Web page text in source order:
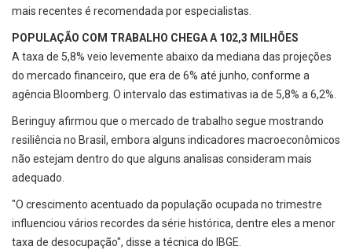
mais recentes é recomendada por especialistas.
POPULAÇÃO COM TRABALHO CHEGA A 102,3 MILHÕES
A taxa de 5,8% veio levemente abaixo da mediana das projeções
do mercado financeiro, que era de 6% até junho, conforme a
agência Bloomberg. O intervalo das estimativas ia de 5,8% a 6,2%.
Beringuy afirmou que o mercado de trabalho segue mostrando
resiliência no Brasil, embora alguns indicadores macroeconômicos
não estejam dentro do que alguns analisas consideram mais
adequado.
"O crescimento acentuado da população ocupada no trimestre
influenciou vários recordes da série histórica, dentre eles a menor
taxa de desocupação", disse a técnica do IBGE.